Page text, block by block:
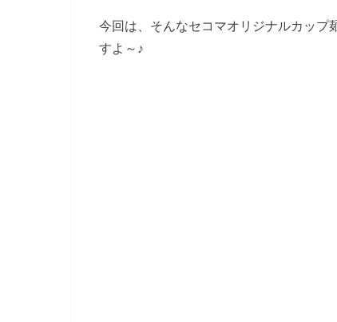
今回は、そんなセコマオリジナルカップ
すよ～♪